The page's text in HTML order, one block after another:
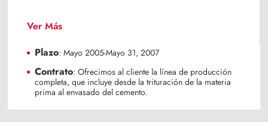
Ver Más
Plazo: Mayo 2005-Mayo 31, 2007
Contrato: Ofrecimos al cliente la línea de producción
completa, que incluye desde la trituración de la materia
prima al envasado del cemento.